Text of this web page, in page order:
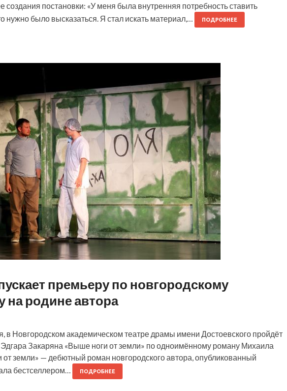
создания постановки: «У меня была внутренняя потребность ставить
нужно было высказаться. Я стал искать материал,…
ПОДРОБНЕЕ
премьеру по новгородскому
на родине автора
в Новгородском академическом театре драмы имени Достоевского пройдёт
Эдгара Закаряна «Выше ноги от земли» по одноимённому роману Михаила
земли» — дебютный роман новгородского автора, опубликованный
бестселлером…
ПОДРОБНЕЕ